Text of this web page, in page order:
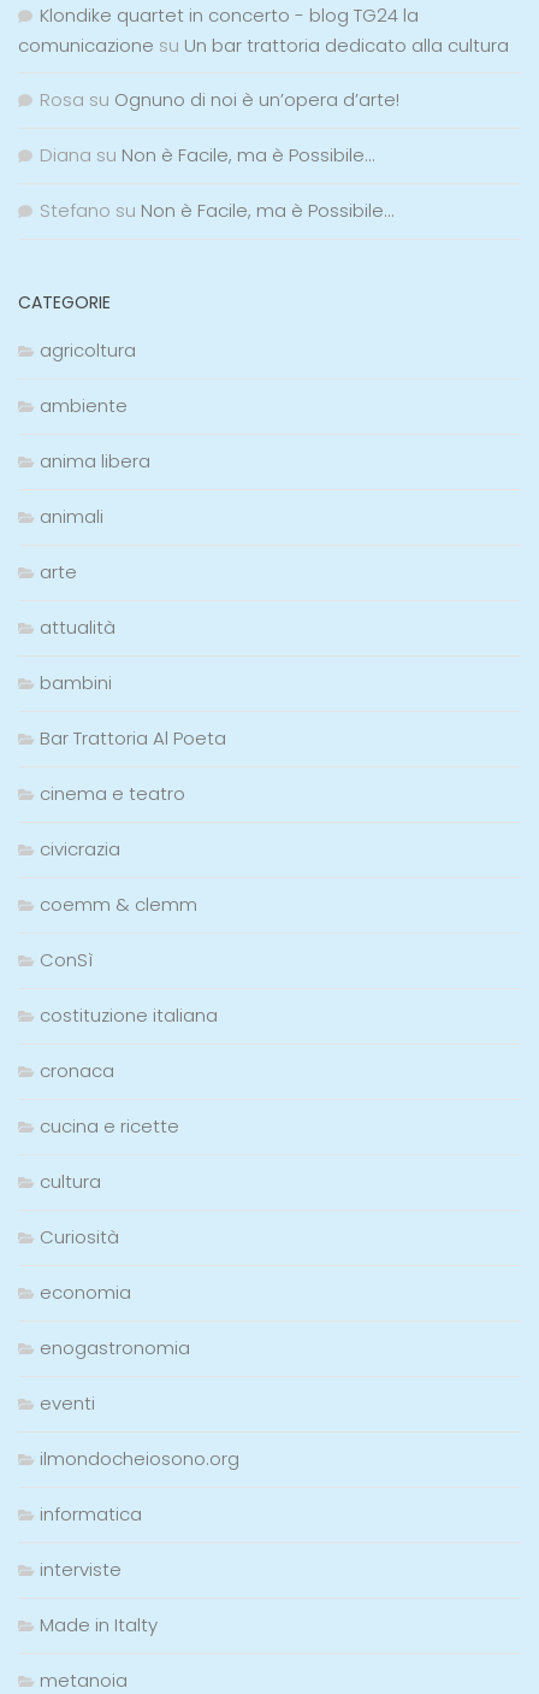
Klondike quartet in concerto - blog TG24 la
comunicazione su Un bar trattoria dedicato alla cultura
Rosa su Ognuno di noi è un’opera d’arte!
Diana su Non è Facile, ma è Possibile…
Stefano su Non è Facile, ma è Possibile…
CATEGORIE
agricoltura
ambiente
anima libera
animali
arte
attualità
bambini
Bar Trattoria Al Poeta
cinema e teatro
civicrazia
coemm & clemm
ConSì
costituzione italiana
cronaca
cucina e ricette
cultura
Curiosità
economia
enogastronomia
eventi
ilmondocheiosono.org
informatica
interviste
Made in Italty
metanoia